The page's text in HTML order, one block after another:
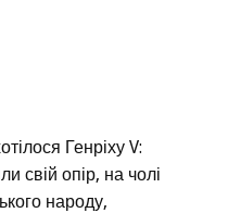
Генріху V:
свій опір, на чолі
народу,